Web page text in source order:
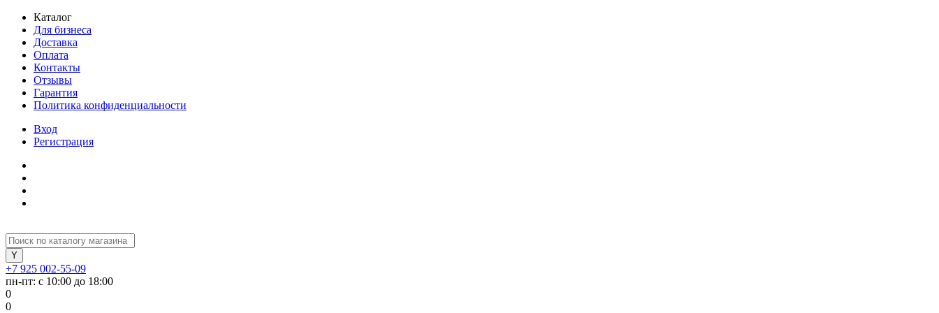
Каталог
Для бизнеса
Доставка
Оплата
Контакты
Отзывы
Гарантия
Политика конфиденциальности
Вход
Регистрация
+7 925 002-55-09
пн-пт: с 10:00 до 18:00
0
0